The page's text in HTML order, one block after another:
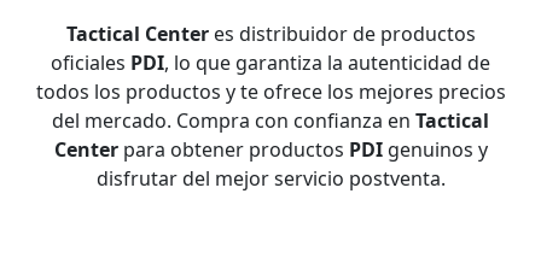
Tactical Centeres distribuidor de productos
oficiales PDI, lo que garantiza la autenticidad de
todos los productos y te ofrece los mejores precios
del mercado. Compra con confianza en Tactical
Centerpara obtener productos PDIgenuinos y
disfrutar del mejor servicio postventa.